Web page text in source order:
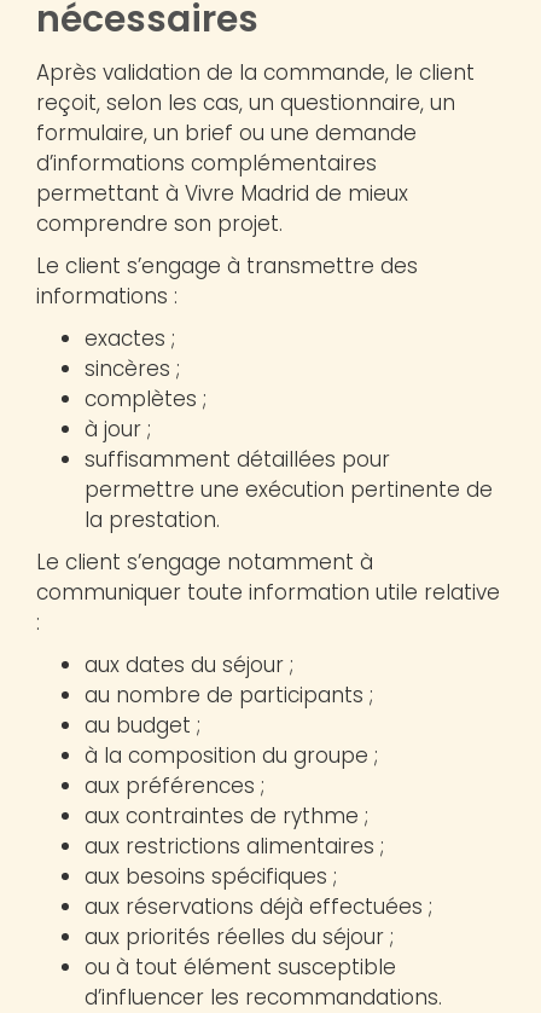
nécessaires
Après validation de la commande, le client
reçoit, selon les cas, un questionnaire, un
formulaire, un brief ou une demande
d’informations complémentaires
permettant à Vivre Madrid de mieux
comprendre son projet.
Le client s’engage à transmettre des
informations :
exactes ;
sincères ;
complètes ;
à jour ;
suffisamment détaillées pour
permettre une exécution pertinente de
la prestation.
Le client s’engage notamment à
communiquer toute information utile relative
:
aux dates du séjour ;
au nombre de participants ;
au budget ;
à la composition du groupe ;
aux préférences ;
aux contraintes de rythme ;
aux restrictions alimentaires ;
aux besoins spécifiques ;
aux réservations déjà effectuées ;
aux priorités réelles du séjour ;
ou à tout élément susceptible
d’influencer les recommandations.